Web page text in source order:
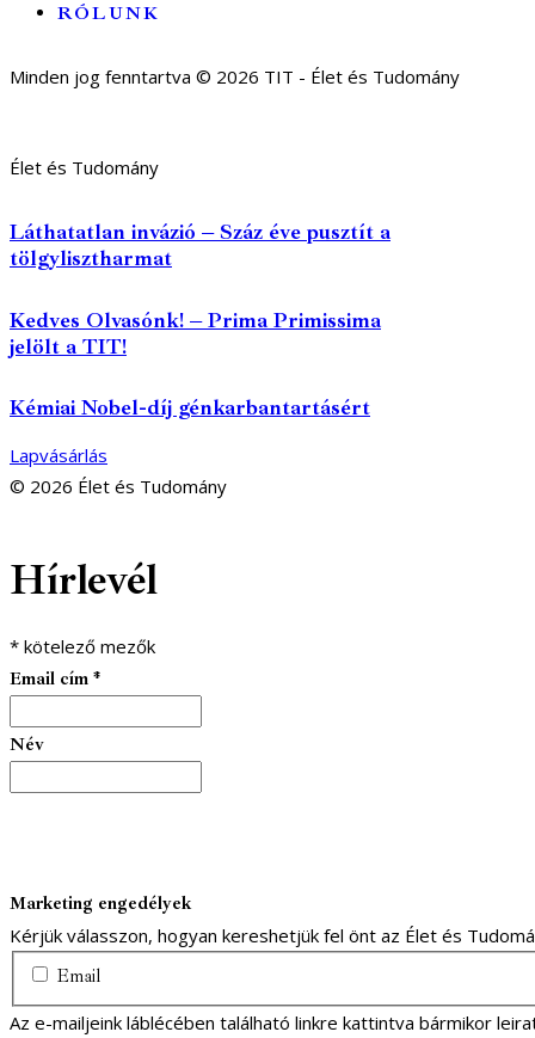
RÓLUNK
Minden jog fenntartva © 2026 TIT - Élet és Tudomány
Élet és Tudomány
Láthatatlan invázió – Száz éve pusztít a
tölgylisztharmat
Kedves Olvasónk! – Prima Primissima
jelölt a TIT!
Kémiai Nobel-díj génkarbantartásért
Lapvásárlás
© 2026 Élet és Tudomány
Hírlevél
* kötelező mezők
Email cím *
Név
Marketing engedélyek
Kérjük válasszon, hogyan kereshetjük fel önt az Élet és
Email
Az e-mailjeink láblécében található linkre kattintva bármikor